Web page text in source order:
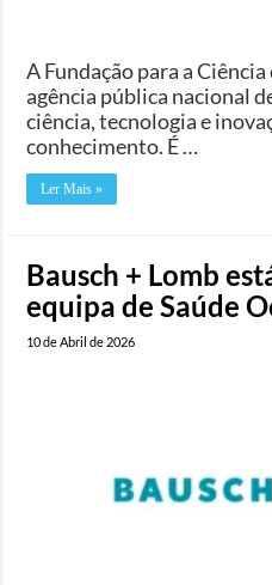
A Fundação para a Ciência
agência pública nacional
ciência, tecnologia e
conhecimento. É …
Ler Mais »
Bausch + Lomb
equipa de Saúde
10 de Abril de 2026